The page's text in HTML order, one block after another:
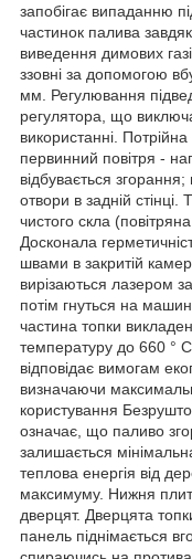
запобігає випаданню
частинок палива
виведення димових
ззовні за допомогою
мм. Регулювання
регулятора, що
використанні.
первинний повітря -
відбувається
отвори в задній стінці.
чистого скла
Досконала
швами в закритій
вирізаються лазером
потім гнуться на
частина топки
температуру до 660 °
відповідає вимогам
визначаючи
користування
означає, що паливо
залишається
теплова енергія від
максимуму. Нижня
дверцят. Дверцята
панель піднімається